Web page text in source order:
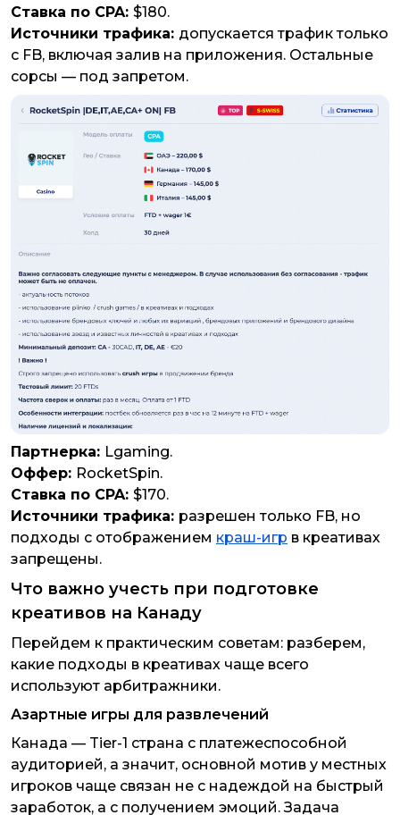
Ставка по CPA: $180.
Источники трафика: допускается трафик только
с FB, включая залив на приложения. Остальные
сорсы — под запретом.
Партнерка: Lgaming.
Оффер: RocketSpin.
Ставка по CPA: $170.
Источники трафика: разрешен только FB, но
подходы с отображением краш-игр в креативах
запрещены.
Что важно учесть при подготовке
креативов на Канаду
Перейдем к практическим советам: разберем,
какие подходы в креативах чаще всего
используют арбитражники.
Азартные игры для развлечений
Канада — Tier-1 страна с платежеспособной
аудиторией, а значит, основной мотив у местных
игроков чаще связан не с надеждой на быстрый
заработок, а с получением эмоций. Задача